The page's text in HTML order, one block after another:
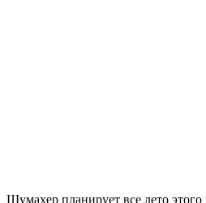
Шумахер планирует все лето этого